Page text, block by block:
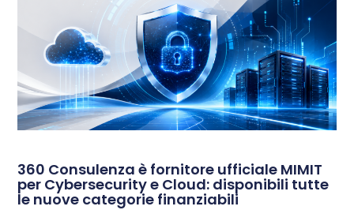
360 Consulenza è fornitore ufficiale MIMIT
per Cybersecurity e Cloud: disponibili tutte
le nuove categorie finanziabili